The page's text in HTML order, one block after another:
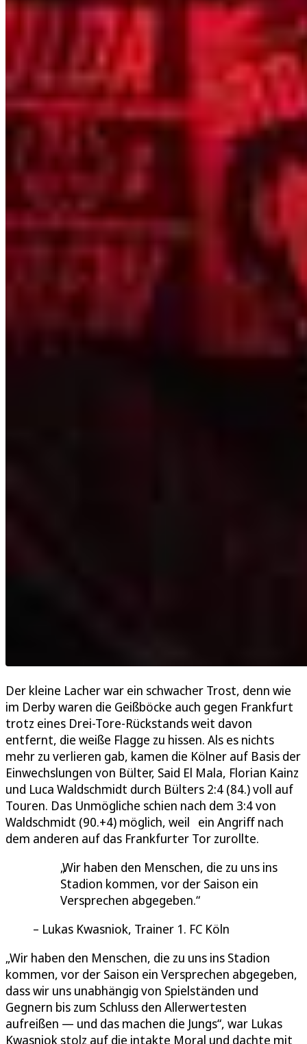
Der kleine Lacher war ein schwacher Trost, denn wie
im Derby waren die Geißböcke auch gegen Frankfurt
trotz eines Drei-Tore-Rückstands weit davon
entfernt, die weiße Flagge zu hissen. Als es nichts
mehr zu verlieren gab, kamen die Kölner auf Basis der
Einwechslungen von Bülter, Said El Mala, Florian Kainz
und Luca Waldschmidt durch Bülters 2:4 (84.) voll auf
Touren. Das Unmögliche schien nach dem 3:4 von
Waldschmidt (90.+4) möglich, weil ein Angriff nach
dem anderen auf das Frankfurter Tor zurollte.
Wir haben den Menschen, die zu uns ins
Stadion kommen, vor der Saison ein
Versprechen abgegeben.
Lukas Kwasniok, Trainer 1. FC Köln
„Wir haben den Menschen, die zu uns ins Stadion
kommen, vor der Saison ein Versprechen abgegeben,
dass wir uns unabhängig von Spielständen und
Gegnern bis zum Schluss den Allerwertesten
aufreißen — und das machen die Jungs“, war Lukas
Kwasniok stolz auf die intakte Moral und dachte mit